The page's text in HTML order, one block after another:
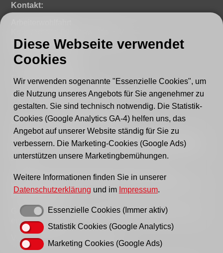
Kontakt:
Lindenstraße 46
15517 Fürstenwalde
Fax: 03361 - 592221
E-mail:post@awo-fuewa.de
Sprechzeiten Geschäftsstelle:
Sie erreichen uns persönlich telefonisch donnerstags
von 9–12 Uhr bzw. dienstags und donnerstags von 14–
16 Uhr.
Außerhalb der Sprechzeiten erreichen Sie uns
Kontaktformular.
Gern können Sie uns auch einen Brief schreiben oder
ein Fax senden.
Vielen Dank für Ihr Verständnis!
Diese Webseite verwendet
Cookies
Wir verwenden sogenannte "Essenzielle Cookies", um
die Nutzung unseres Angebots für Sie angenehmer zu
gestalten. Sie sind technisch notwendig. Die Statistik-
Cookies (Google Analytics GA-4) helfen uns, das
Angebot auf unserer Website ständig für Sie zu
verbessern. Die Marketing-Cookies (Google Ads)
unterstützen unsere Marketingbemühungen.
Weitere Informationen finden Sie in unserer
Datenschutzerklärung und im Impressum.
Essenzielle Cookies (Immer aktiv)
Statistik Cookies (Google Analytics)
Marketing Cookies (Google Ads)